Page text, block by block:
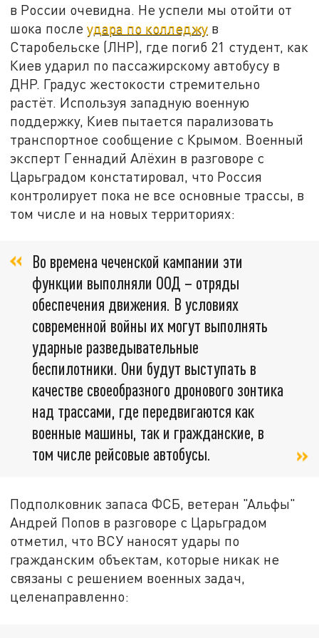
в России очевидна. Не успели мы отойти от
шока послеудара по колледжу в
Старобельске (ЛНР), где погиб 21 студент, как
Киев ударил по пассажирскому автобусу в
ДНР. Градус жестокости стремительно
растёт. Используя западную военную
поддержку, Киев пытается парализовать
транспортное сообщение с Крымом. Военный
эксперт Геннадий Алёхин в разговоре с
Царьградом констатировал, что Россия
контролирует пока не все основные трассы, в
том числе и на новых территориях:
Во времена чеченской кампании эти
функции выполняли ООД – отряды
обеспечения движения. В условиях
современной войны их могут выполнять
ударные разведывательные
беспилотники. Они будут выступать в
качестве своеобразного дронового зонтика
над трассами, где передвигаются как
военные машины, так и гражданские, в
том числе рейсовые автобусы.
Подполковник запаса ФСБ, ветеран "Альфы"
Андрей Попов в разговоре с Царьградом
отметил, что ВСУ наносят удары по
гражданским объектам, которые никак не
связаны с решением военных задач,
целенаправленно: